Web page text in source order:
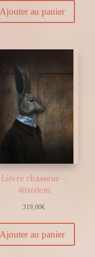
Ajouter au panier
Lièvre chasseur –
40x60cm
319,00€
Ajouter au panier